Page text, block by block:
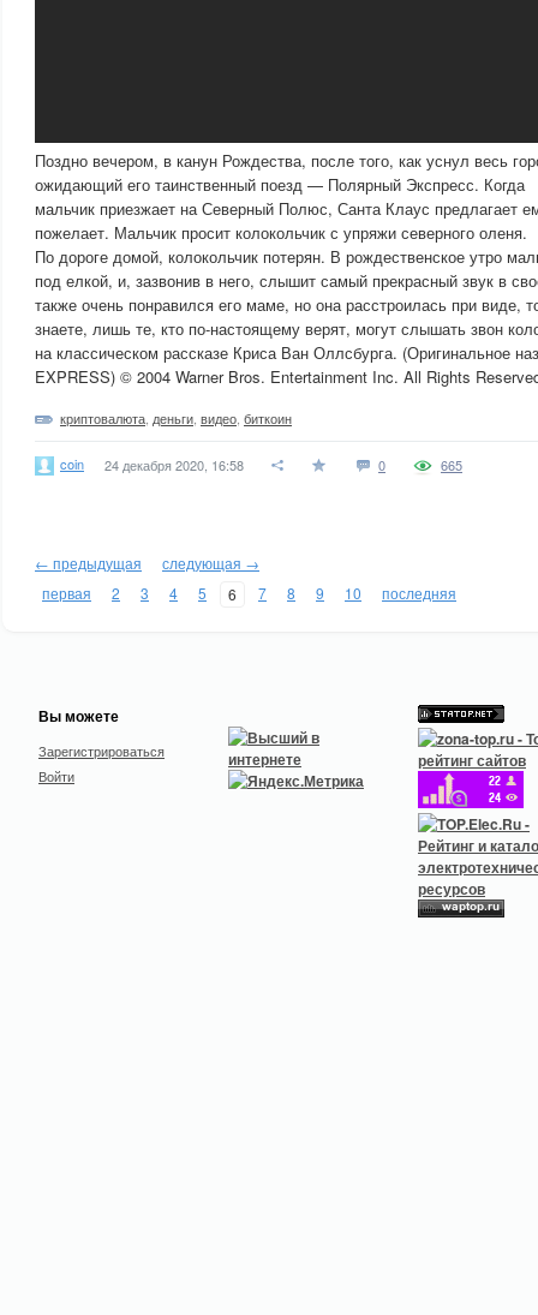
Поздно вечером, в канун Рождества, после того, как уснул весь
ожидающий его таинственный поезд — Полярный Экспресс. Когда
мальчик приезжает на Северный Полюс, Санта Клаус предлагает
пожелает. Мальчик просит колокольчик с упряжи северного оленя.
По дороге домой, колокольчик потерян. В рождественское утро
под елкой, и, зазвонив в него, слышит самый прекрасный звук в
также очень понравился его маме, но она расстроилась при виде,
знаете, лишь те, кто по-настоящему верят, могут слышать звон
на классическом рассказе Криса Ван Оллсбурга. (Оригинальное
EXPRESS) © 2004 Warner Bros. Entertainment Inc. All Rights
криптовалюта деньги видео биткоин
coin 24 декабря 2020, 16:58 0 665
← предыдущая
следующая →
первая
2 3 4 5 6 7 8 9 10 последняя
Вы можете
Зарегистрироваться
Войти